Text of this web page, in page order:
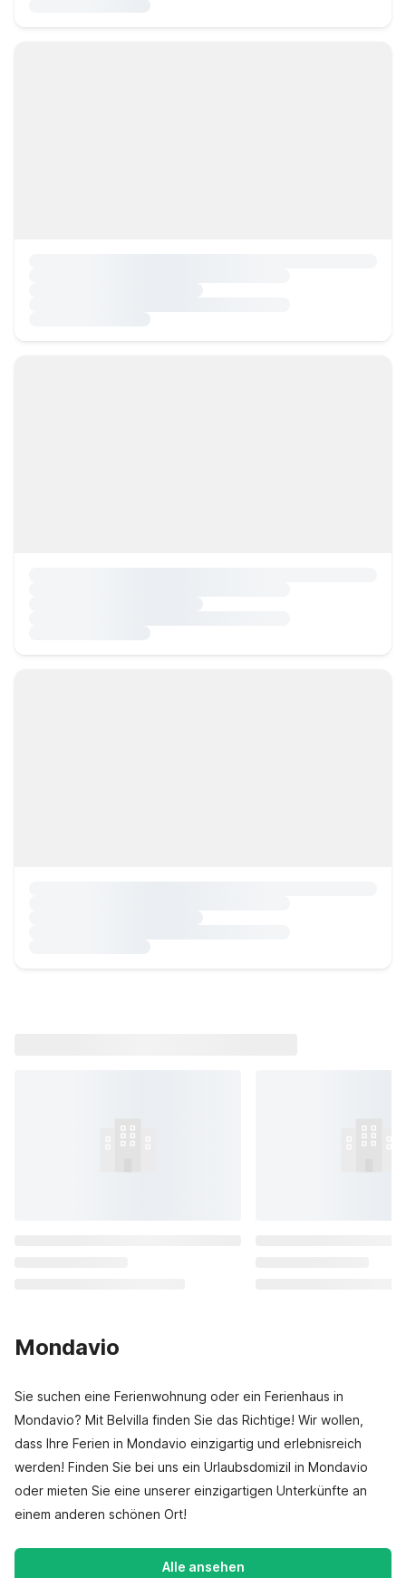
Mondavio
Sie suchen eine Ferienwohnung oder ein Ferienhaus in
Mondavio? Mit Belvilla finden Sie das Richtige! Wir wollen,
dass Ihre Ferien in Mondavio einzigartig und erlebnisreich
werden! Finden Sie bei uns ein Urlaubsdomizil in Mondavio
oder mieten Sie eine unserer einzigartigen Unterkünfte an
einem anderen schönen Ort!
Alle ansehen